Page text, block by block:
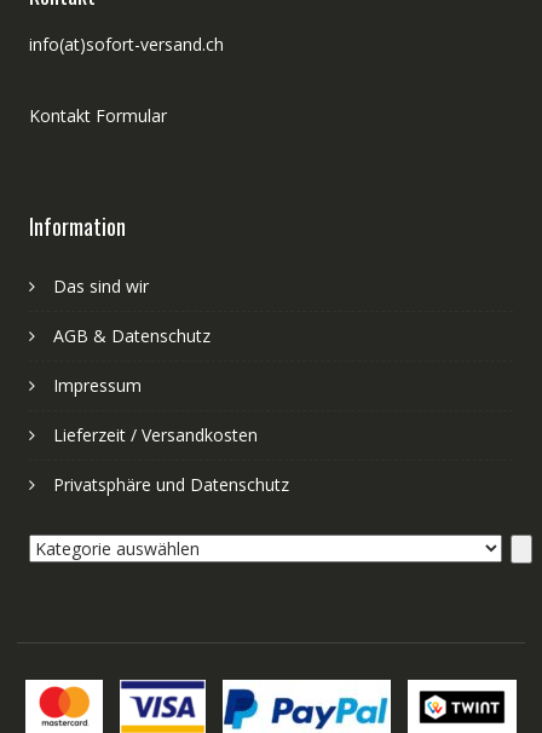
info(at)sofort-versand.ch
Kontakt Formular
Information
Das sind wir
AGB & Datenschutz
Impressum
Lieferzeit / Versandkosten
Privatsphäre und Datenschutz
Kategorie